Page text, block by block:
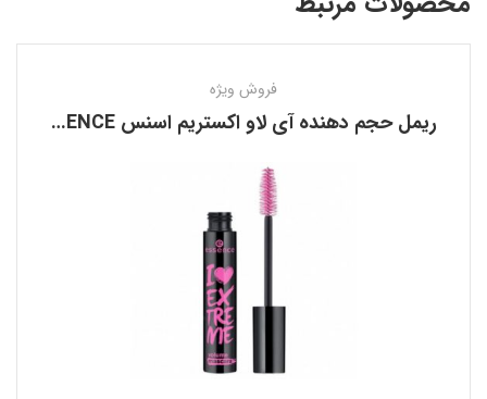
فروش ویژه
ریمل حجم دهنده آی لاو اکستریم اسنس ESSENCE